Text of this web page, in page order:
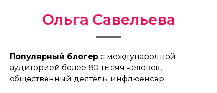
Ольга Савельева
Популярный блогер с международной
аудиторией более 80 тысяч человек,
общественный деятель, инфлюенсер.